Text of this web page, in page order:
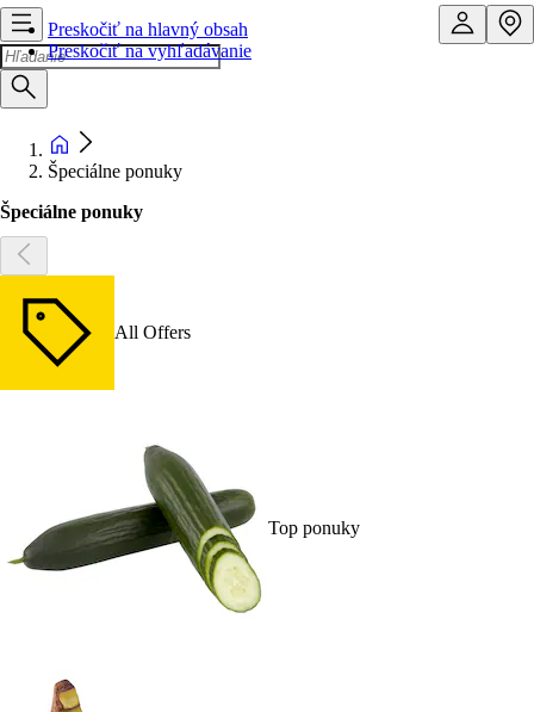
Preskočiť na hlavný obsah
Preskočiť na vyhľadávanie
Špeciálne ponuky
Špeciálne ponuky
All Offers
Top ponuky